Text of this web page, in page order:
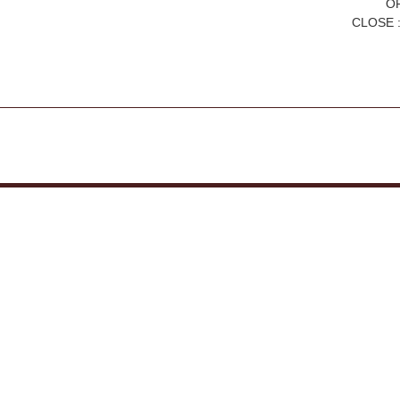
CLOSE